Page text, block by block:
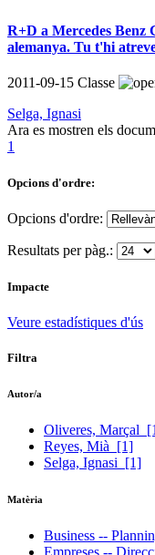
R+D a Mercedes Benz
alemanya. Tu t'hi
2011-09-15 Classe
Selga, Ignasi
Ara es mostren els
1
Opcions d'ordre:
Opcions d'ordre:
Resultats per pàg.:
Impacte
Veure estadístiques d'ús
Filtra
Autor/a
Oliveres, Marçal
Reyes, Mià [1]
Selga, Ignasi [1]
Matèria
Business --
Empreses --